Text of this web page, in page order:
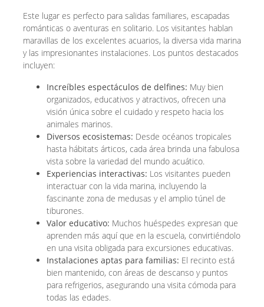
Este lugar es perfecto para salidas familiares, escapadas
románticas o aventuras en solitario. Los visitantes hablan
maravillas de los excelentes acuarios, la diversa vida marina
y las impresionantes instalaciones. Los puntos destacados
incluyen:
Increíbles espectáculos de delfines: Muy bien
organizados, educativos y atractivos, ofrecen una
visión única sobre el cuidado y respeto hacia los
animales marinos.
Diversos ecosistemas: Desde océanos tropicales
hasta hábitats árticos, cada área brinda una fabulosa
vista sobre la variedad del mundo acuático.
Experiencias interactivas: Los visitantes pueden
interactuar con la vida marina, incluyendo la
fascinante zona de medusas y el amplio túnel de
tiburones.
Valor educativo: Muchos huéspedes expresan que
aprenden más aquí que en la escuela, convirtiéndolo
en una visita obligada para excursiones educativas.
Instalaciones aptas para familias: El recinto está
bien mantenido, con áreas de descanso y puntos
para refrigerios, asegurando una visita cómoda para
todas las edades.